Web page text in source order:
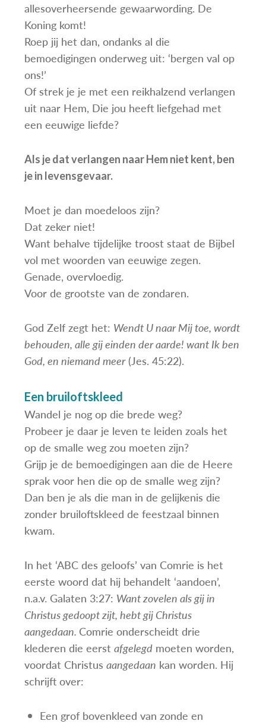
allesoverheersende gewaarwording. De
Koning komt!
Roep jij het dan, ondanks al die
bemoedigingen onderweg uit: ‘bergen val op
ons!’
Of strek je je met een reikhalzend verlangen
uit naar Hem, Die jou heeft liefgehad met
een eeuwige liefde?
Als je dat verlangen naar Hem niet kent, ben
je in levensgevaar.
Moet je dan moedeloos zijn?
Dat zeker niet!
Want behalve tijdelijke troost staat de Bijbel
vol met woorden van eeuwige zegen.
Genade, overvloedig.
Voor de grootste van de zondaren.
God Zelf zegt het: Wendt U naar Mij toe, wordt
behouden, alle gij einden der aarde! want Ik ben
God, en niemand meer(Jes. 45:22).
Een bruiloftskleed
Wandel je nog op die brede weg?
Probeer je daar je leven te leiden zoals het
op de smalle weg zou moeten zijn?
Grijp je de bemoedigingen aan die de Heere
sprak voor hen die op de smalle weg zijn?
Dan ben je als die man in de gelijkenis die
zonder bruiloftskleed de feestzaal binnen
kwam.
In het ‘ABC des geloofs’ van Comrie is het
eerste woord dat hij behandelt ‘aandoen’,
n.a.v. Galaten 3:27: Want zovelen als gij in
Christus gedoopt zijt, hebt gij Christus
aangedaan.Comrie onderscheidt drie
klederen die eerstafgelegd moeten worden,
voordat Christusaangedaan kan worden. Hij
schrijft over:
Een grof bovenkleed van zonde en